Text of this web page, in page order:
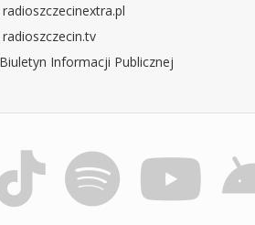
radioszczecinextra.pl
radioszczecin.tv
Biuletyn Informacji Publicznej